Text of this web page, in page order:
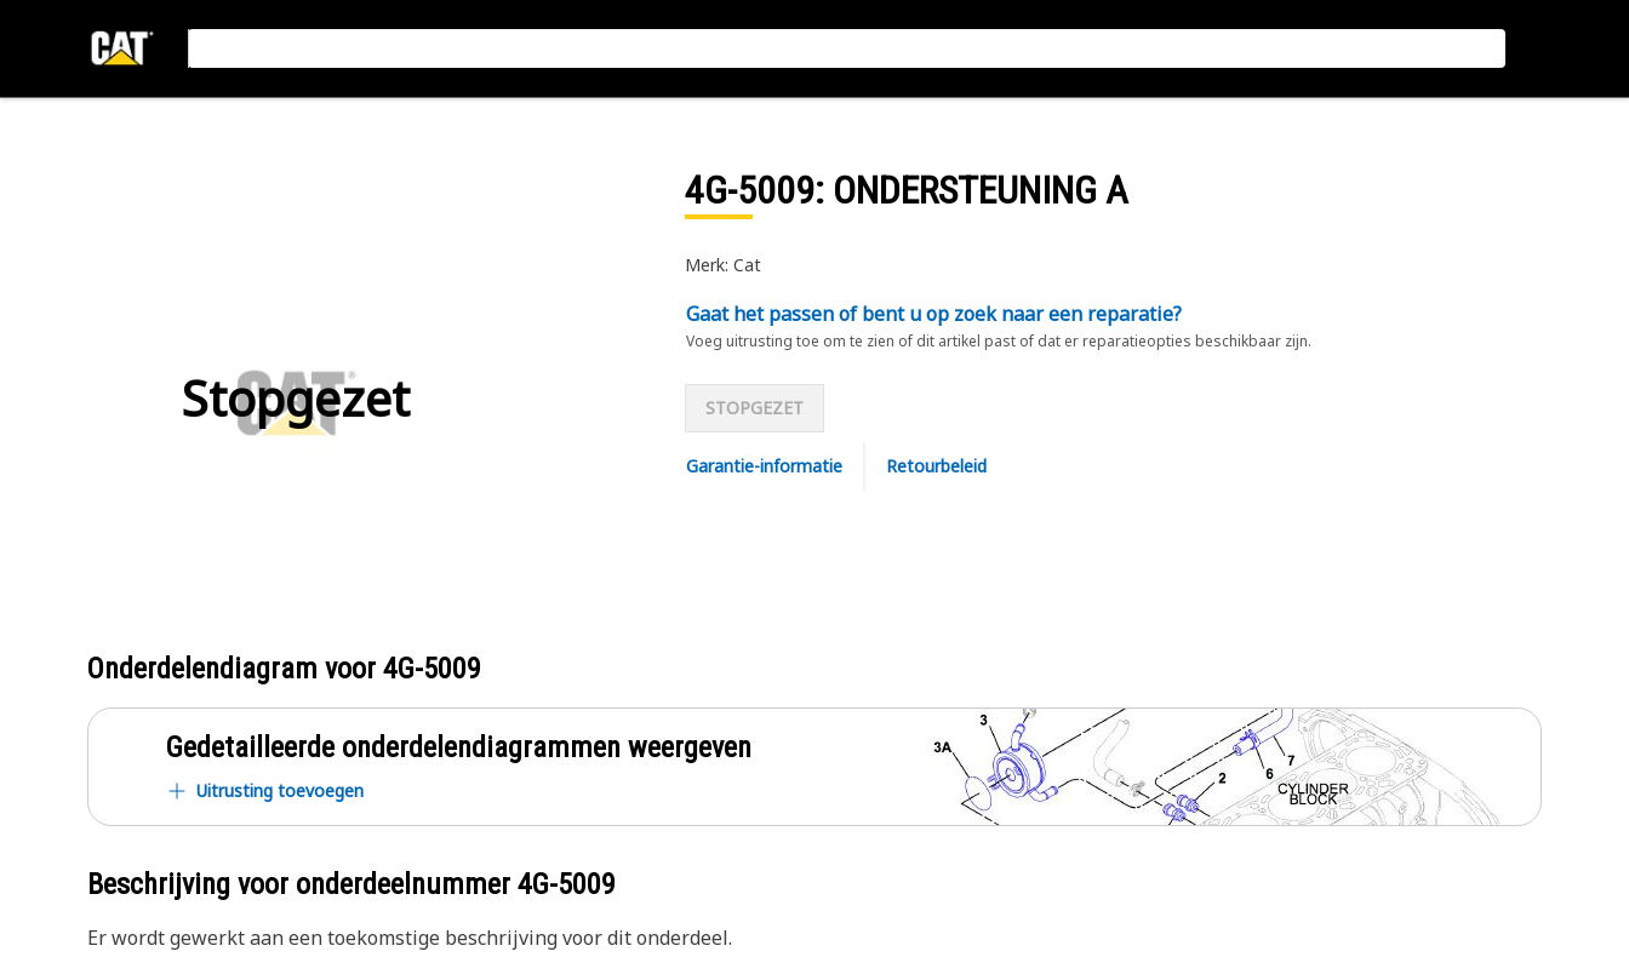
Stopgezet
4G-5009: ONDERSTEUNING A
Merk: Cat
Gaat het passen of bent u op zoek naar een reparatie?
Voeg uitrusting toe om te zien of dit artikel past of dat er reparatieopties beschikbaar zijn.
STOPGEZET
Garantie-informatie Retourbeleid
Onderdelendiagram voor 4G-5009
Gedetailleerde onderdelendiagrammen weergeven
Uitrusting toevoegen
Beschrijving voor onderdeelnummer 4G-5009
Er wordt gewerkt aan een toekomstige beschrijving voor dit onderdeel.